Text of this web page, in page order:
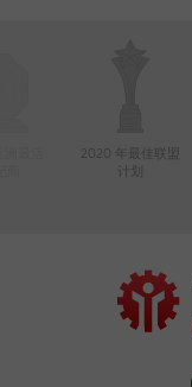
2020 年最佳联盟